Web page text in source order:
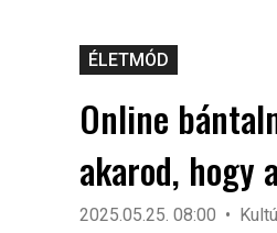
ÉLETMÓD
Online
akarod, hogy
2025.05.25. 08:00